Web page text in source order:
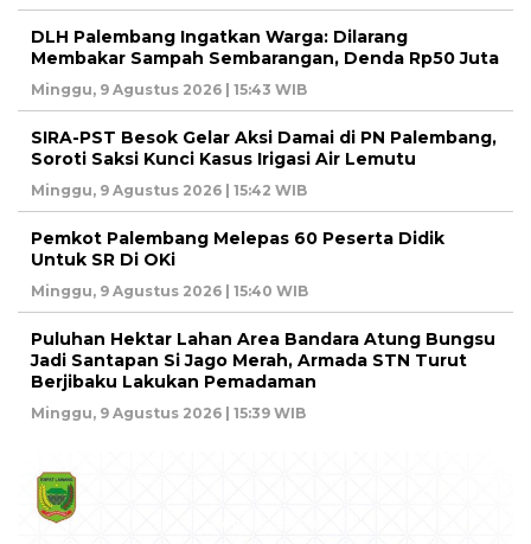
DLH Palembang Ingatkan Warga: Dilarang
Membakar Sampah Sembarangan, Denda Rp50 Juta
Minggu, 9 Agustus 2026 | 15:43 WIB
SIRA-PST Besok Gelar Aksi Damai di PN Palembang,
Soroti Saksi Kunci Kasus Irigasi Air Lemutu
Minggu, 9 Agustus 2026 | 15:42 WIB
Pemkot Palembang Melepas 60 Peserta Didik
Untuk SR Di OKi
Minggu, 9 Agustus 2026 | 15:40 WIB
Puluhan Hektar Lahan Area Bandara Atung Bungsu
Jadi Santapan Si Jago Merah, Armada STN Turut
Berjibaku Lakukan Pemadaman
Minggu, 9 Agustus 2026 | 15:39 WIB